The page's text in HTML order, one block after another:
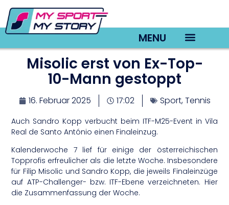
MENU
Misolic erst von Ex-Top-
10-Mann gestoppt
16. Februar 2025 17:02 Sport,Tennis
Auch Sandro Kopp verbucht beim ITF-M25-Event in Vila
Real de Santo António einen Finaleinzug.
Kalenderwoche 7 lief für einige der österreichischen
Topprofis erfreulicher als die letzte Woche. Insbesondere
für Filip Misolic und Sandro Kopp, die jeweils Finaleinzüge
auf ATP-Challenger- bzw. ITF-Ebene verzeichneten. Hier
die Zusammenfassung der Woche.